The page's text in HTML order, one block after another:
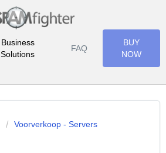
Business
Solutions
FAQ
BUY
NOW
Voorverkoop - Servers